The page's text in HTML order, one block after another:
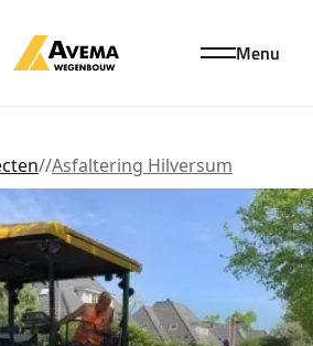
Menu
//Asfaltering Hilversum